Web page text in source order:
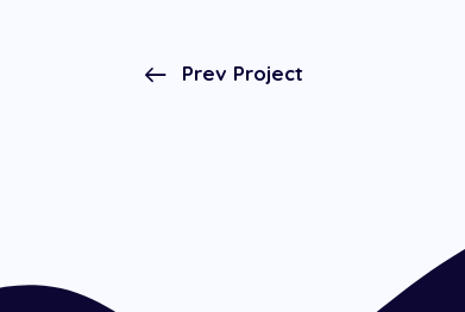
Prev Project